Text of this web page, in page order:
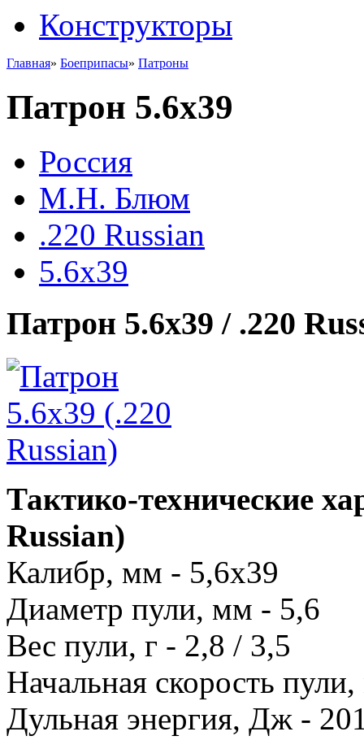
Конструкторы
Главная» Боеприпасы» Патроны
Патрон 5.6х39
Росcия
М.Н. Блюм
.220 Russian
5.6х39
Патрон 5.6х39 / .220
Тактико-технические
Russian)
Калибр, мм - 5,6х39
Диаметр пули, мм - 5,6
Вес пули, г - 2,8 / 3,5
Начальная скорость
Дульная энергия, Дж -